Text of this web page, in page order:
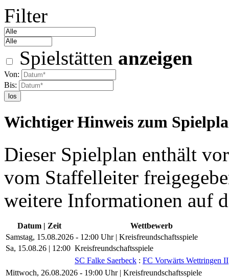
Filter
Spielstätten anzeigen
Von:
Bis:
los
Wichtiger Hinweis zum
Dieser Spielplan enthält
vom Staffelleiter
weitere Informationen auf
Datum | Zeit
Wettbewerb
Samstag, 15.08.2026 - 12:00 Uhr | Kreisfreundschaftsspiele
Sa, 15.08.26 | 12:00 Kreisfreundschaftsspiele
SC Falke Saerbeck : FC Vorwärts Wettringen II
Mittwoch, 26.08.2026 - 19:00 Uhr | Kreisfreundschaftsspiele